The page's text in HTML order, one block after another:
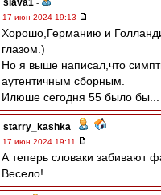
slava1 -
17 июн 2024 19:13
Хорошо,Германию и
глазом.)
Но я выше написал,что
аутентичным сборным.
Илюше сегодня 55 было бы...
starry_kashka -
17 июн 2024 19:11
А теперь словаки забивают
Весело!